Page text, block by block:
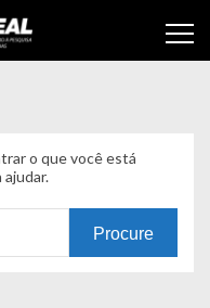
o que você está
ajudar.